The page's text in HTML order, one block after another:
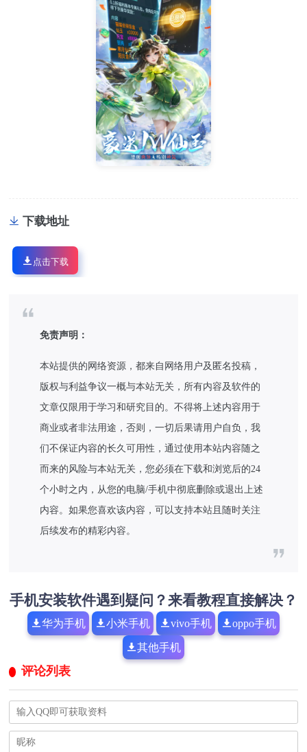
下载地址
点击下载
免责声明：
本站提供的网络资源，都来自网络用户及匿名投稿，
版权与利益争议一概与本站无关，所有内容及软件的
文章仅限用于学习和研究目的。不得将上述内容用于
商业或者非法用途，否则，一切后果请用户自负，我
们不保证内容的长久可用性，通过使用本站内容随之
而来的风险与本站无关，您必须在下载和浏览后的24
个小时之内，从您的电脑/手机中彻底删除或退出上述
内容。如果您喜欢该内容，可以支持本站且随时关注
后续发布的精彩内容。
手机安装软件遇到疑问？来看教程直接解决？
华为手机 小米手机 vivo手机 oppo手机
其他手机
评论列表